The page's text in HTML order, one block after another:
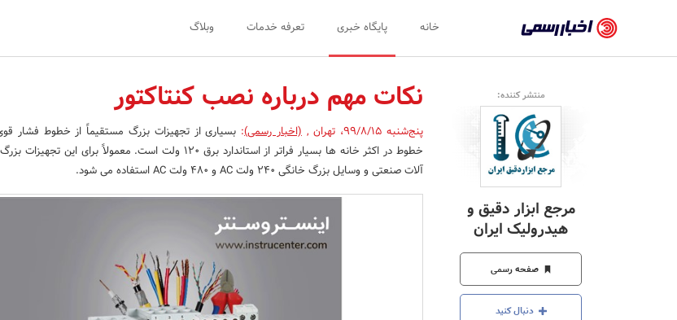
رسمی
-
اخبار
تایید
شده
شرکت‌ها،
سازمان‌ها
و
روابط
عمومی‌ها
خانه پایگاه خبری تعرفه خدمات وبلاگ
منتشر کننده:
مرجع ابزار دقیق و
هیدرولیک ایران
صفحه رسمی
دنبال کنید
نکات مهم درباره نصب کنتاکتور
پنج‌شنبه 99/8/15 ، تهران ,(اخبار رسمی): بسیاری از تجهیزات بزرگ مستقیماً از خطوط فشار
خطوط در اکثر خانه ها بسیار فراتر از استاندارد برق 120 ولت است. معمولاً
آلات صنعتی و وسایل بزرگ خانگی 240 ولت AC و 480 ولت AC استفاده می شود.